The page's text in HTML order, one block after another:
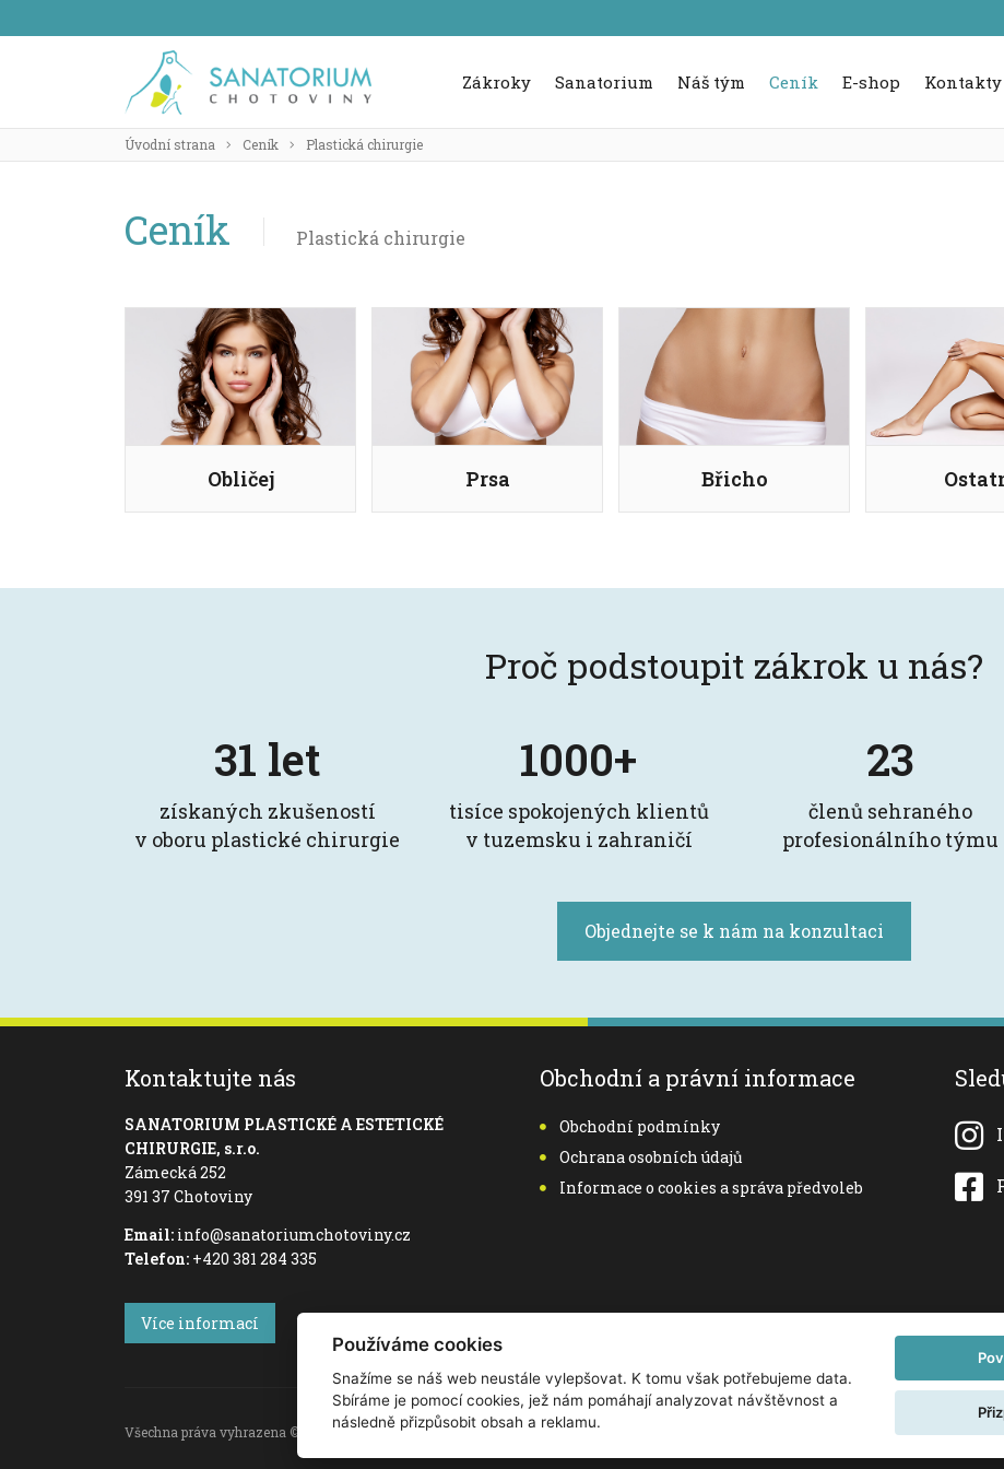
Zákroky Sanatorium Náš tým Ceník E-shop Kontakty
Úvodní strana Ceník Plastická chirurgie
Ceník Plastická chirurgie
Obličej Prsa Břicho
Proč podstoupit zákrok u nás?
31 let
získaných zkušeností
v oboru plastické chirurgie
1000+
tisíce spokojených klientů
v tuzemsku i zahraničí
23
členů sehraného
profesionálního týmu
Objednejte se k nám na konzultaci
Kontaktujte nás
SANATORIUM PLASTICKÉ A ESTETICKÉ
CHIRURGIE, s.r.o.
Zámecká 252
391 37 Chotoviny
Email: info@sanatoriumchotoviny.cz
Telefon: +420 381 284 335
Více informací
Obchodní a právní informace
Obchodní podmínky
Ochrana osobních údajů
Informace o cookies a správa předvoleb
Všechna práva vyhrazena © 2022, Sanatorium plastické a estetické chirurgie, s.r.o.
Používáme cookies
Snažíme se náš web neustále vylepšovat. K tomu však potřebujeme data.
Sbíráme je pomocí cookies, jež nám pomáhají analyzovat návštěvnost a
následně přizpůsobit obsah a reklamu.